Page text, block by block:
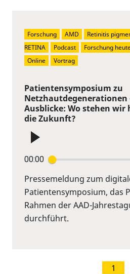
Patientensymposium zu
Netzhautdegenerationen
Ausblicke: Wo stehen wir
die Zukunft?
00:00
Pressemeldung zum
Patientensymposium, das
Rahmen der AAD-
durchführt.
Forschung AMD Retinitis
RETINA
Podcast Forschung
Online
Vortrag
1